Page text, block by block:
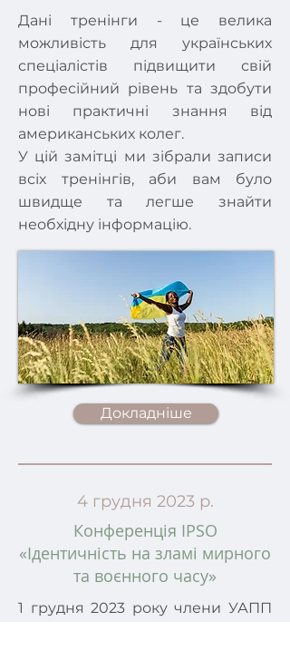
Дані тренінги - це велика
можливість для українських
спеціалістів підвищити свій
професійний рівень та здобути
нові практичні знання від
американських колег.
У цій замітці ми зібрали записи
всіх тренінгів, аби вам було
швидще та легше знайти
необхідну інформацію.
Докладніше
4 грудня 2023 р.
Конференція IPSO
«Ідентичність на зламі мирного
та воєнного часу»
1 грудня 2023 року члени УАПП